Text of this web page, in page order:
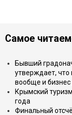
Самое
Бывший
утверждает, что
вообще и бизнес
Крымский
года
Финальный